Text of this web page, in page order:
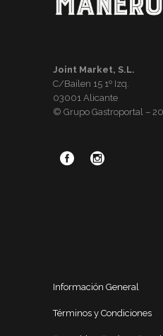
Joint Market, S.L.
C/Bailen 15 1º Izq.
03001 Alicante
© Grupo Gastroportal –
Información General
Términos y Condiciones